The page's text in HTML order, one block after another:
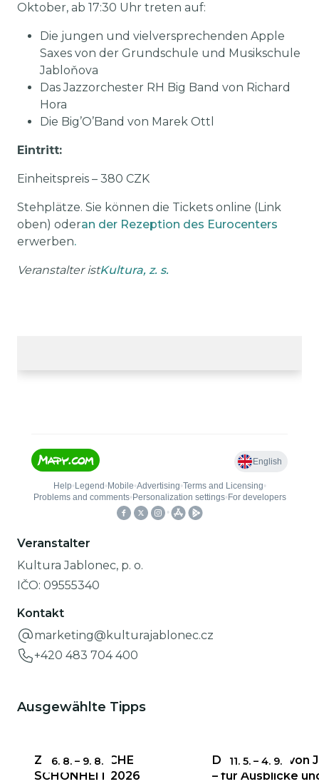
Oktober, ab 17:30 Uhr treten auf:
Die jungen und vielversprechenden Apple
Saxes von der Grundschule und Musikschule
Jabloňova
Das Jazzorchester RH Big Band von Richard
Hora
Die Big’O’Band von Marek Ottl
Eintritt:
Einheitspreis – 380 CZK
Stehplätze. Sie können die Tickets online (Link
oben) oderan der Rezeption des Eurocenters
erwerben.
Veranstalter istKultura, z. s.
Veranstalter
Kultura Jablonec, p. o.
IČO: 09555340
Kontakt
marketing@kulturajablonec.cz
+420 483 704 400
Ausgewählte Tipps
6. 8. – 9. 8.
ZERBRECHLICHE
SCHÖNHEIT 2026
11. 5. – 4. 9.
Das Rathaus von
– für Ausblicke